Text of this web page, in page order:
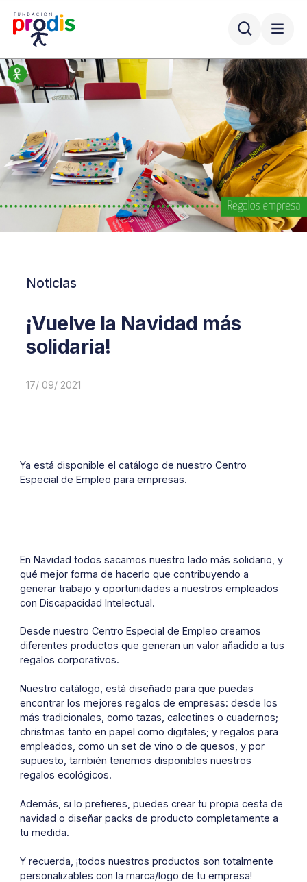
Noticias
¡Vuelve la Navidad más
solidaria!
17/ 09/ 2021
Ya está disponible el catálogo de nuestro Centro
Especial de Empleo para empresas.
En Navidad todos sacamos nuestro lado más solidario, y
qué mejor forma de hacerlo que contribuyendo a
generar trabajo y oportunidades a nuestros empleados
con Discapacidad Intelectual.
Desde nuestro Centro Especial de Empleo creamos
diferentes productos que generan un valor añadido a tus
regalos corporativos.
Nuestro catálogo, está diseñado para que puedas
encontrar los mejores regalos de empresas: desde los
más tradicionales, como tazas, calcetines o cuadernos;
christmas tanto en papel como digitales; y regalos para
empleados, como un set de vino o de quesos, y por
supuesto, también tenemos disponibles nuestros
regalos ecológicos.
Además, si lo prefieres, puedes crear tu propia cesta de
navidad o diseñar packs de producto completamente a
tu medida.
Y recuerda, ¡todos nuestros productos son totalmente
personalizables con la marca/logo de tu empresa!